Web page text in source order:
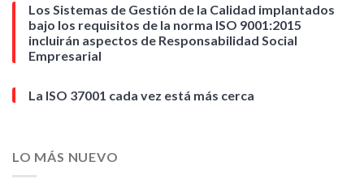
Los Sistemas de Gestión de la Calidad implantados
bajo los requisitos de la norma ISO 9001:2015
incluirán aspectos de Responsabilidad Social
Empresarial
La ISO 37001 cada vez está más cerca
LO MÁS NUEVO